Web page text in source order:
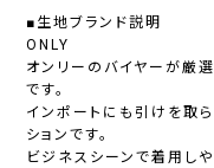
■生地ブランド説明
ONLY
オンリーのバイヤーが厳
です。
インポートにも引けを取
ションです。
ビジネスシーンで着用し